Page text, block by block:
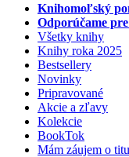
Knihomoľský
Odporúčame
Všetky knihy
Knihy roka 2025
Bestsellery
Novinky
Pripravované
Akcie a zľavy
Kolekcie
BookTok
Mám záujem o